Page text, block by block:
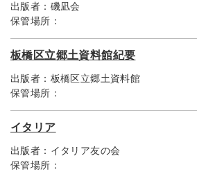
出版者： 磯凪会
保管場所：
板橋区立郷土資料館紀要
出版者： 板橋区立郷土資料館
保管場所：
イタリア
出版者： イタリア友の会
保管場所：